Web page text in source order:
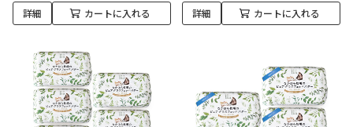
詳細 カートに入れる 詳細 カートに入れる